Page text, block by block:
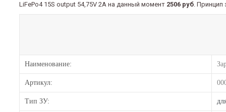
LiFePo4 15S output 54,75V 2A на данный момент 2506 руб. Принцип
Наименование:
Артикул:
Тип ЗУ: